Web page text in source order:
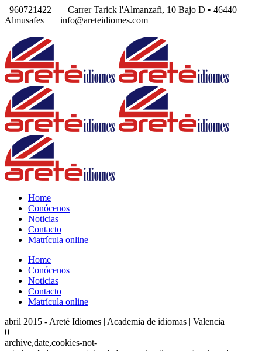
960721422
Carrer Tarick l'Almanzafi, 10 Bajo D • 46440
Almusafes
info@areteidiomes.com
Home
Conócenos
Noticias
Contacto
Matrícula online
Home
Conócenos
Noticias
Contacto
Matrícula online
abril 2015 - Areté Idiomes | Academia de idiomas | Valencia
0
archive,date,cookies-not-